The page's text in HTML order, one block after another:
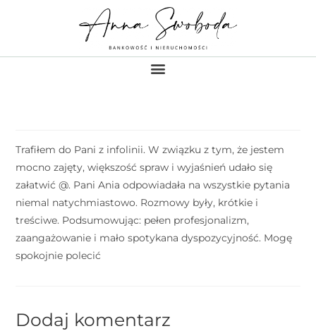
Trafiłem do Pani z infolinii. W związku z tym, że jestem
mocno zajęty, większość spraw i wyjaśnień udało się
załatwić @. Pani Ania odpowiadała na wszystkie pytania
niemal natychmiastowo. Rozmowy były, krótkie i
treściwe. Podsumowując: pełen profesjonalizm,
zaangażowanie i mało spotykana dyspozycyjność. Mogę
spokojnie polecić
Dodaj komentarz